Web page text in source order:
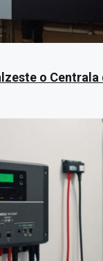
o Centrala